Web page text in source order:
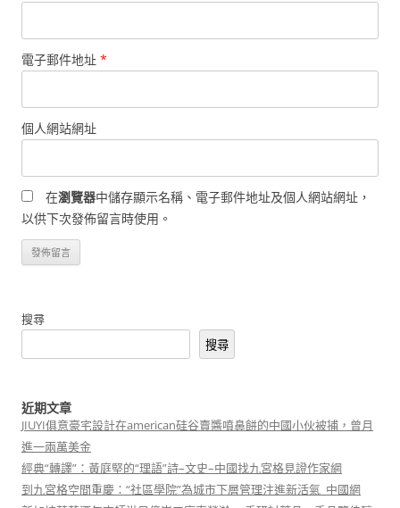
電子郵件地址 *
個人網站網址
在瀏覽器中儲存顯示名稱、電子郵件地址及個人網站網址，
以供下次發佈留言時使用。
搜尋
搜尋
近期文章
JIUYI俱意豪宅設計在american硅谷賣醬噴鼻餅的中國小伙被捕，曾月
進一兩萬美金
經典“轉譯”：黃庭堅的“理語”詩–文史–中國找九宮格見證作家網
到九宮格空間重慶：“社區學院”為城市下層管理注進新活氣_中國網